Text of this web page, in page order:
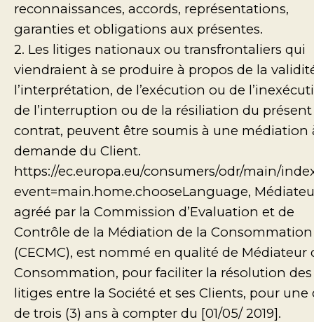
reconnaissances, accords, représentations,
garanties et obligations aux présentes.
2. Les litiges nationaux ou transfrontaliers qui
viendraient à se produire à propos de la
l’interprétation, de l’exécution ou de
de l’interruption ou de la résiliation du présent
contrat, peuvent être soumis à une médiation
demande du Client.
https://ec.europa.eu/consumers/odr/main/
event=main.home.chooseLanguage,
agréé par la Commission d’Evaluation et de
Contrôle de la Médiation de la Consommation
(CECMC), est nommé en qualité de Médiateur
Consommation, pour faciliter la résolution des
litiges entre la Société et ses Clients, pour une
de trois (3) ans à compter du [01/05/ 2019].